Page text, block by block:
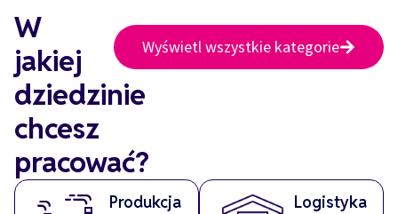
W
jakiej
dziedzinie
chcesz
pracować?
Wyświetl wszystkie kategorie
Produkcja Logistyka